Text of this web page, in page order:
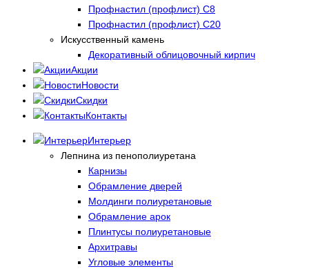
Профнастил (профлист) С8
Профнастил (профлист) С20
Искусственный камень
Декоративный облицовочный кирпич
Акции
Новости
Скидки
Контакты
Интерьер
Лепнина из пенополиуретана
Карнизы
Обрамление дверей
Молдинги полиуретановые
Обрамление арок
Плинтусы полиуретановые
Архитравы
Угловые элементы